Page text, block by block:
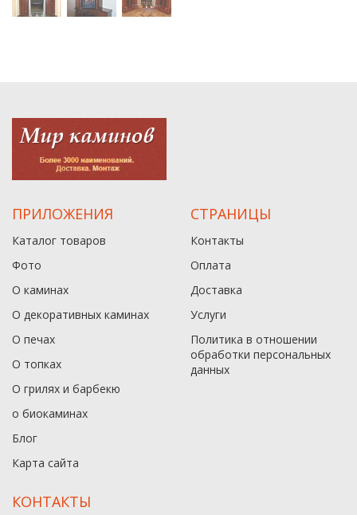
ПРИЛОЖЕНИЯ
Каталог товаров
Фото
О каминах
О декоративных каминах
О печах
О топках
О грилях и барбекю
о биокаминах
Блог
Карта сайта
СТРАНИЦЫ
Контакты
Оплата
Доставка
Услуги
Политика в отношении
обработки персональных
данныx
КОНТАКТЫ